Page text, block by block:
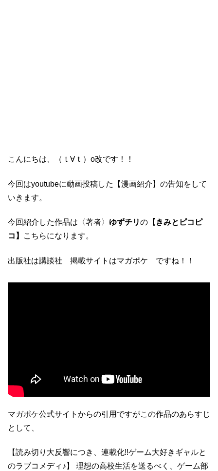
こんにちは、（ｔ∀ｔ）o改です！！
今回はyoutubeに動画投稿した【漫画紹介】の告知をして
いきます。
今回紹介した作品は〈著者〉 ゆずチリの 【きみとピコピ
コ】
こちらになります。
出版社は講談社 掲載サイトはマガポケ ですね！！
マガポケ公式サイトからの引用ですがこの作品のあらすじ
として、
【読み切り大反響につき、連載化!!ゲーム大好きギャルと
のラブコメディ♪】 理想の高校生活を送るべく、ゲーム部